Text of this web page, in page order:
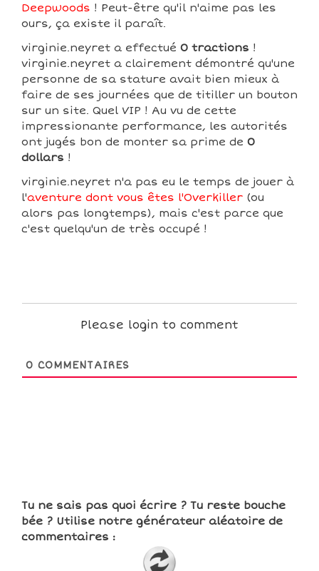
Deepwoods ! Peut-être qu'il n'aime pas les
ours, ça existe il paraît.
virginie.neyret a effectué 0 tractions !
virginie.neyret a clairement démontré qu'une
personne de sa stature avait bien mieux à
faire de ses journées que de titiller un bouton
sur un site. Quel VIP ! Au vu de cette
impressionante performance, les autorités
ont jugés bon de monter sa prime de 0
dollars !
virginie.neyret n'a pas eu le temps de jouer à
l'aventure dont vous êtes l'Overkiller (ou
alors pas longtemps), mais c'est parce que
c'est quelqu'un de très occupé !
Please login to comment
0 COMMENTAIRES
Tu ne sais pas quoi écrire ? Tu reste bouche
bée ? Utilise notre générateur aléatoire de
commentaires :